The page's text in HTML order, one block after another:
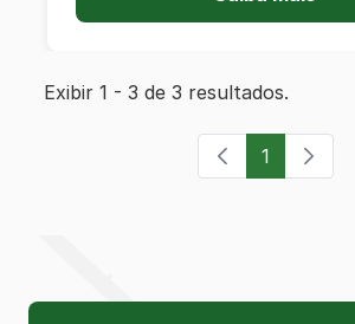
Exibir 1 - 3 de 3 resultados.
1